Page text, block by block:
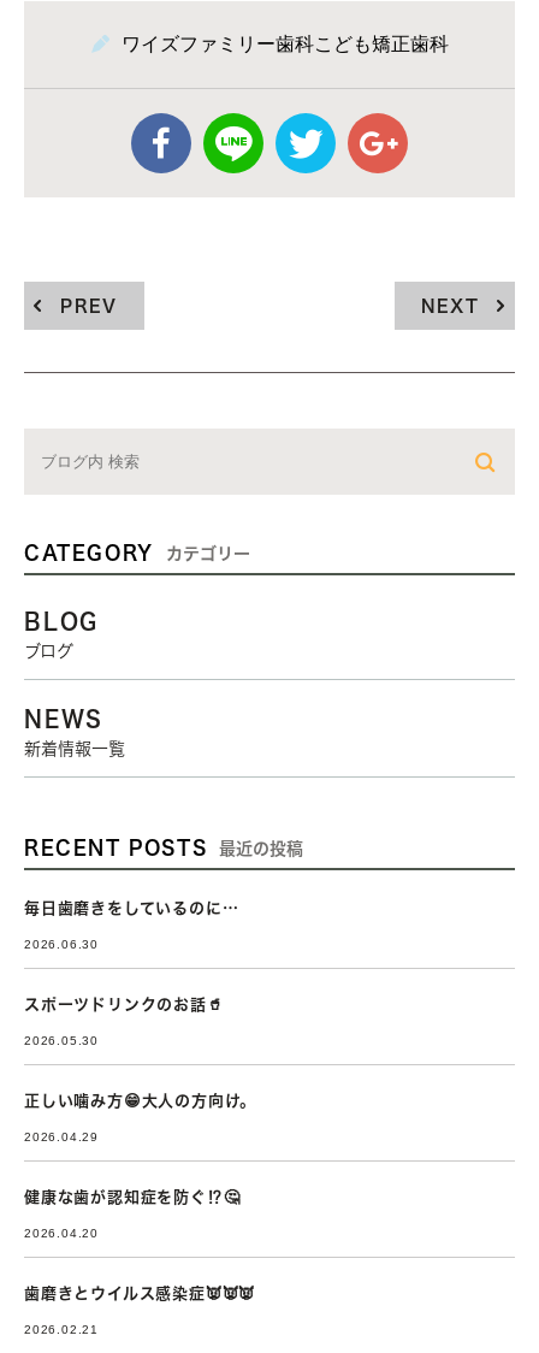
ワイズファミリー歯科こども矯正歯科
PREV NEXT
CATEGORY カテゴリー
BLOG
ブログ
NEWS
新着情報一覧
RECENT POSTS 最近の投稿
毎日歯磨きをしているのに…
2026.06.30
スポーツドリンクのお話🥤
2026.05.30
正しい噛み方😁大人の方向け。
2026.04.29
健康な歯が認知症を防ぐ⁉🤔
2026.04.20
歯磨きとウイルス感染症👿👿👿
2026.02.21